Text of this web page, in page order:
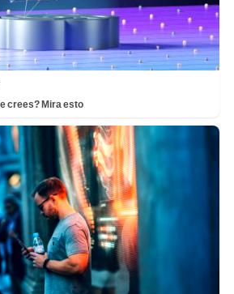
crees? Mira esto